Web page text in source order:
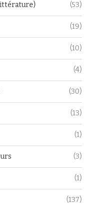
(53)
(19)
(10)
(4)
(30)
(13)
(1)
(3)
(1)
(137)